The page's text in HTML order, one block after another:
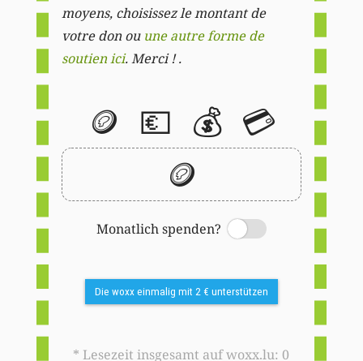
moyens, choisissez le montant de
votre don ou une autre forme de
soutien ici. Merci ! .
🪙 💶 💰 💳
🪙
Monatlich spenden?
Switch
Die woxx einmalig mit 2 € unterstützen
* Lesezeit insgesamt auf woxx.lu: 0